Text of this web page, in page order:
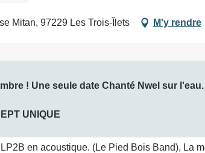
Mitan, 97229 Les Trois-Îlets M'y rendre
! Une seule date Chanté Nwel sur l'eau.
UNIQUE
en acoustique. (Le Pied Bois Band), La